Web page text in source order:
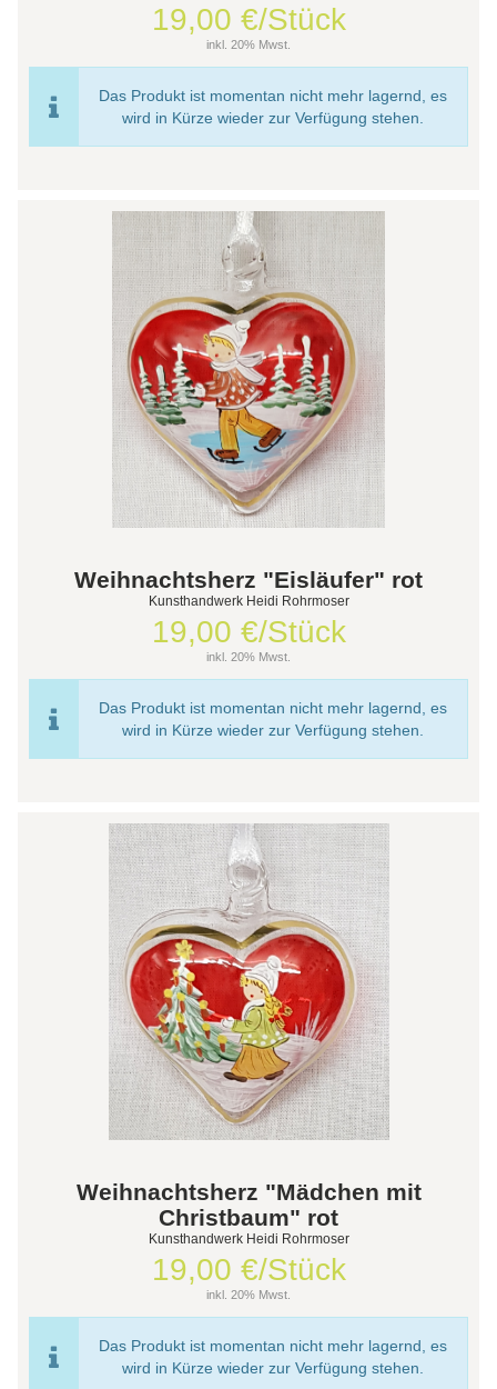
19,00 €/Stück
inkl. 20% Mwst.
Das Produkt ist momentan nicht mehr lagernd, es
wird in Kürze wieder zur Verfügung stehen.
Weihnachtsherz "Eisläufer" rot
Kunsthandwerk Heidi Rohrmoser
19,00 €/Stück
inkl. 20% Mwst.
Das Produkt ist momentan nicht mehr lagernd, es
wird in Kürze wieder zur Verfügung stehen.
Weihnachtsherz "Mädchen mit
Christbaum" rot
Kunsthandwerk Heidi Rohrmoser
19,00 €/Stück
inkl. 20% Mwst.
Das Produkt ist momentan nicht mehr lagernd, es
wird in Kürze wieder zur Verfügung stehen.